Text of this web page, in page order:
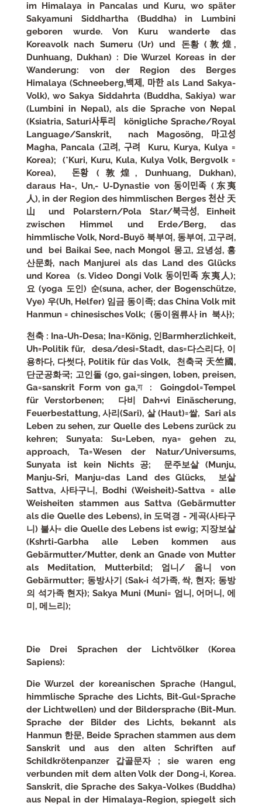
im Himalaya in Pancalas und Kuru, wo später
Sakyamuni Siddhartha (Buddha) in Lumbini
geboren wurde. Von Kuru wanderte das
Koreavolk nach Sumeru (Ur) und 돈황 (敦煌,
Dunhuang, Dukhan) :
Die Wurzel Koreas in der
Wanderung: von der Region des Berges
Himalaya (Schneeberg,백제, 마한 als Land Sakya-
Volk), wo Sakya Siddahrta (Buddha, Sakiya) war
(Lumbini in Nepal), als die Sprache von Nepal
(Ksiatria, Saturi사투리
königliche Sprache/Royal
Language/Sanskrit, nach Magosöng, 마고성
Magha,Pancala(고려, 구려 Kuru, Kurya, Kulya =
Korea);(*Kuri, Kuru, Kula, Kulya Volk, Bergvolk =
Korea),돈황 ( 敦煌 , Dunhuang, Dukhan),
daraus Ha-, Un,- U-Dynastie von동이민족 (东夷
人), in der Region des himmlischen Berges 천산 天
山 und Polarstern/Pola Star/북극성,Einheit
zwischen Himmel und Erde/Berg, das
himmlische Volk, Nord-Buyö 북부여, 동부여, 고구려,
und bei Baikai See, nach Mongol 몽고, 요녕성, 홍
산문화, nachManjurei als das Land des Glücks
und Korea (s. Video Dongi Volk 동이민족 东夷人);
요 (yoga 도인) 순(suna, acher, der Bogenschütze,
Vye) 우(Uh, Helfer) 임금 동이족; das China Volk mit
Hanmun = chinesisches Volk; (동이원류사 in 북사);
천축 : Ina-Uh-Desa; Ina=König, 인Barmherzlichkeit,
Uh=Politik für, desa/desi=Stadt, das=다스리다, 이
용하다, 다썻다, Politik für das Volk, 천축국 天竺國,
단군공화국; 고인돌 (go, gai=singen, loben, preisen,
Ga=sanskrit Form von ga,ग
: Goingdol=Tempel
für Verstorbenen; 다비 Dah+vi Einäscherung,
Feuerbestattung, 사리(Sari), 살 (Haut)=쌀, Sari als
Leben zu sehen, zur Quelle des Lebens zurück zu
kehren; Sunyata: Su=Leben, nya= gehen zu,
approach, Ta=Wesen der Natur/Universums,
Sunyata ist kein Nichts 공; 문주보살 (Munju,
Manju-Sri, Manju=das Land des Glücks, 보살
Sattva, 사타구니, Bodhi (Weisheit)-Sattva = alle
Weisheiten stammen aus Sattva (Gebärmutter
als die Quelle des Lebens), in 도덕경 - 게곡(사타구
니) 불사= die Quelle des Lebens ist ewig; 지장보살
(Kshrti-Garbha alle Leben kommen aus
Gebärmutter/Mutter, denk an Gnade von Mutter
als Meditation, Mutterbild; 엄니/ 옴니 von
Gebärmutter; 동방사기 (Sak-i 석가족, 싹, 현자; 동방
의 석가족 현자); Sakya Muni (Muni= 엄니, 어머니, 에
미, 메느리);
Die Drei Sprachen der Lichtvölker (Korea
Sapiens):
Die Wurzel der koreanischen Sprache (Hangul,
himmlische Sprache des Lichts, Bit-Gul=Sprache
der Lichtwellen) und der Bildersprache (Bit-Mun.
Sprache der Bilder des Lichts, bekannt als
Hanmun 한문, Beide Sprachen stammen aus dem
Sanskrit und aus den alten Schriften auf
Schildkrötenpanzer 갑골문자 ; sie waren eng
verbunden mit dem alten Volk der Dong-i, Korea.
Sanskrit, die Sprache des Sakya-Volkes (Buddha)
aus Nepal in der Himalaya-Region, spiegelt sich